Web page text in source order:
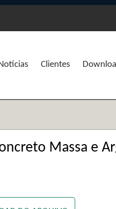
Clientes
Massa e